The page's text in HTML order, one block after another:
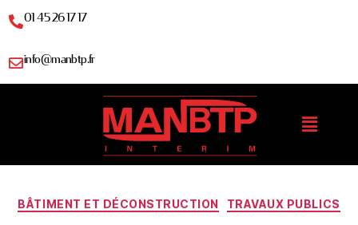
01 45 26 17 17
info@manbtp.fr
BÂTIMENT ET DÉCONSTRUCTION TRAVAUX PUBLICS